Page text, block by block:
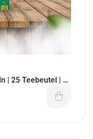
| 25 Teebeutel | (1